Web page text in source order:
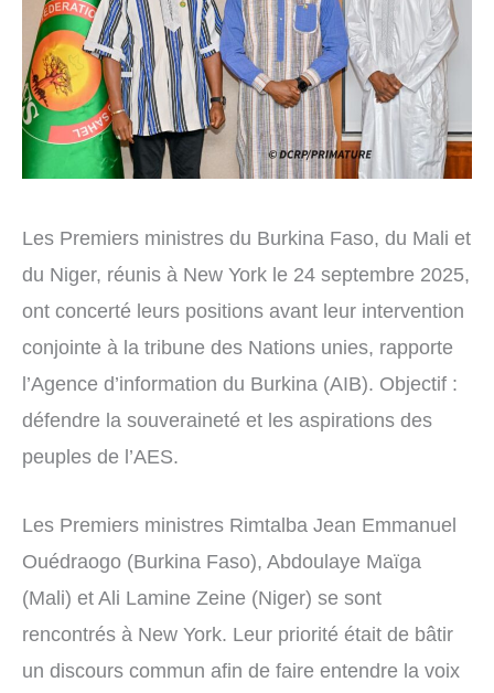
Les Premiers ministres du Burkina Faso, du Mali et
du Niger, réunis à New York le 24 septembre 2025,
ont concerté leurs positions avant leur intervention
conjointe à la tribune des Nations unies, rapporte
l’Agence d’information du Burkina (AIB). Objectif :
défendre la souveraineté et les aspirations des
peuples de l’AES.
Les Premiers ministres Rimtalba Jean Emmanuel
Ouédraogo (Burkina Faso), Abdoulaye Maïga
(Mali) et Ali Lamine Zeine (Niger) se sont
rencontrés à New York. Leur priorité était de bâtir
un discours commun afin de faire entendre la voix